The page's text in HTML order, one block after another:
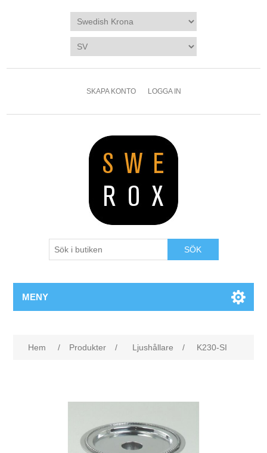
SKAPA KONTO LOGGA IN
SÖK
MENY
Hem / Produkter / Ljushållare / K230-SI